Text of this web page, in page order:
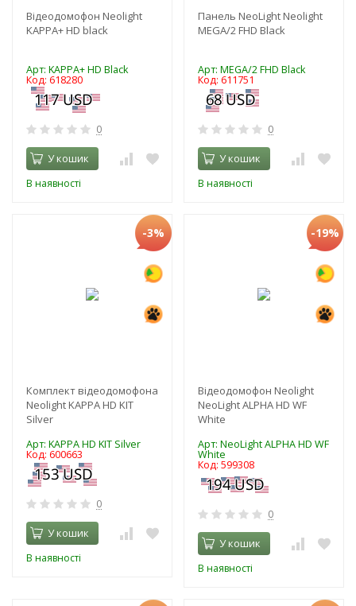
Відеодомофон Neolight
KAPPA+ HD black
Арт: KAPPA+ HD Black
Код: 618280
0
У кошик
В наявності
Панель NeoLight Neolight
MEGA/2 FHD Black
Арт: MEGA/2 FHD Black
Код: 611751
0
У кошик
В наявності
-3%
Комплект відеодомофона
Neolight KAPPA HD KIT
Silver
Арт: KAPPA HD KIT Silver
Код: 600663
0
У кошик
В наявності
-19%
Відеодомофон Neolight
NeoLight ALPHA HD WF
White
Арт: NeoLight ALPHA HD WF
White
Код: 599308
0
У кошик
В наявності